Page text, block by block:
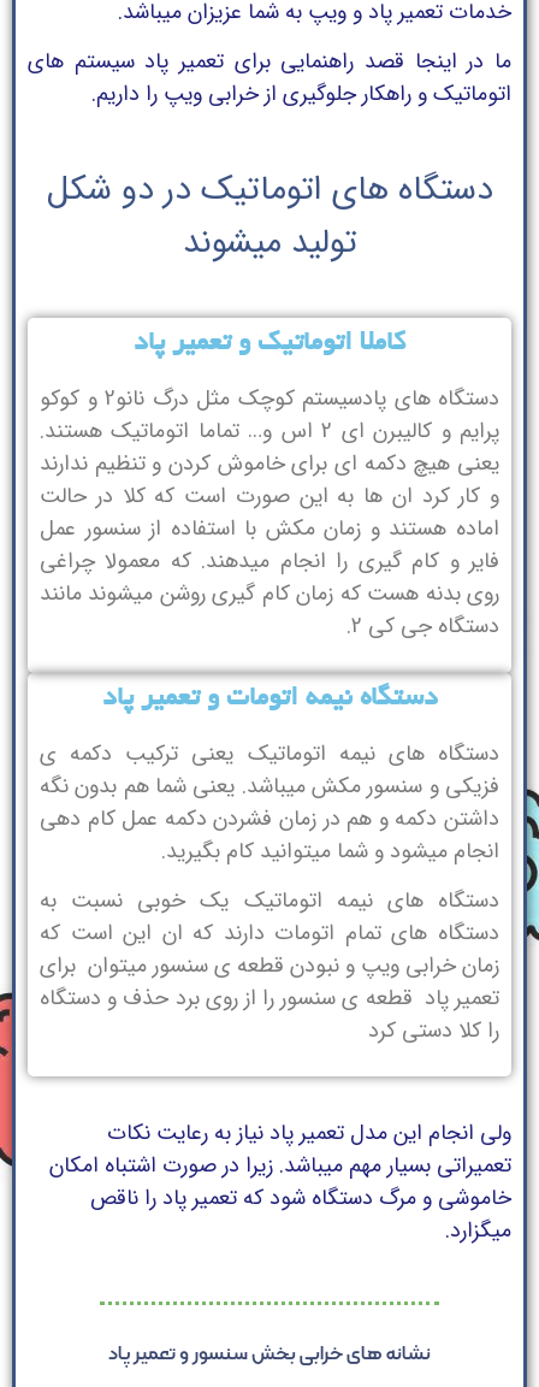
خدمات تعمیر پاد و ویپ به شما عزیزان میباشد.
ما در اینجا قصد راهنمایی برای تعمیر پاد سیستم های
اتوماتیک و راهکار جلوگیری از خرابی ویپ را داریم.
دستگاه های اتوماتیک در دو شکل
تولید میشوند
کاملا اتوماتیک و تعمیر پاد
دستگاه های پادسیستم کوچک مثل درگ نانو2 و کوکو
پرایم و کالیبرن ای 2 اس و… تماما اتوماتیک هستند.
یعنی هیچ دکمه ای برای خاموش کردن و تنظیم ندارند
و کار کرد ان ها به این صورت است که کلا در حالت
اماده هستند و زمان مکش با استفاده از سنسور عمل
فایر و کام گیری را انجام میدهند. که معمولا چراغی
روی بدنه هست که زمان کام گیری روشن میشوند مانند
دستگاه جی کی 2.
دستگاه نیمه اتومات و تعمیر پاد
دستگاه های نیمه اتوماتیک یعنی ترکیب دکمه ی
فزیکی و سنسور مکش میباشد. یعنی شما هم بدون نگه
داشتن دکمه و هم در زمان فشردن دکمه عمل کام دهی
انجام میشود و شما میتوانید کام بگیرید.
دستگاه های نیمه اتوماتیک یک خوبی نسبت به
دستگاه های تمام اتومات دارند که ان این است که
زمان خرابی ویپ و نبودن قطعه ی سنسور میتوان برای
تعمیر پاد قطعه ی سنسور را از روی برد حذف و دستگاه
را کلا دستی کرد
ولی انجام این مدل تعمیر پاد نیاز به رعایت نکات
تعمیراتی بسیار مهم میباشد. زیرا در صورت اشتباه امکان
خاموشی و مرگ دستگاه شود که تعمیر پاد را ناقص
میگزارد.
نشانه های خرابی بخش سنسور و تعمیر پاد